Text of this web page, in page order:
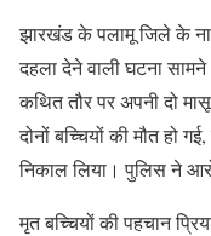
झारखंड के पलामू जिले के
दहला देने वाली घटना
कथित तौर पर अपनी दो
दोनों बच्चियों की मौत हो
निकाल लिया। पुलिस ने
मृत बच्चियों की पहचान